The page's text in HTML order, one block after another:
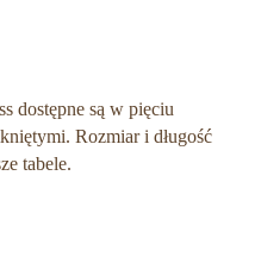
dostępne są w pięciu
Rozmiar i długość
tabele.